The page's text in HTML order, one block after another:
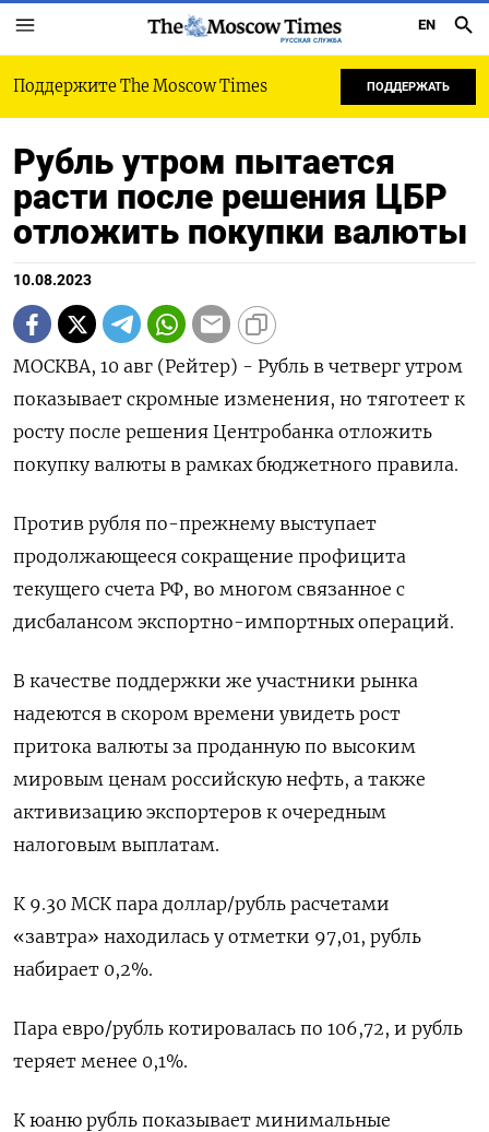
РУССКАЯ СЛУЖБА
EN
Поддержите The Moscow Times ПОДДЕРЖАТЬ
Рубль утром пытается
расти после решения ЦБР
отложить покупки валюты
10.08.2023
МОСКВА, 10 авг (Рейтер) - Рубль в четверг утром
показывает скромные изменения, но тяготеет к
росту после решения Центробанка отложить
покупку валюты в рамках бюджетного правила.
Против рубля по-прежнему выступает
продолжающееся сокращение профицита
текущего счета РФ, во многом связанное с
дисбалансом экспортно-импортных операций.
В качестве поддержки же участники рынка
надеются в скором времени увидеть рост
притока валюты за проданную по высоким
мировым ценам российскую нефть, а также
активизацию экспортеров к очередным
налоговым выплатам.
К 9.30 МСК пара доллар/рубль расчетами
«завтра» находилась у отметки 97,01, рубль
набирает 0,2%.
Пара евро/рубль котировалась по 106,72, и рубль
теряет менее 0,1%.
К юаню рубль показывает минимальные